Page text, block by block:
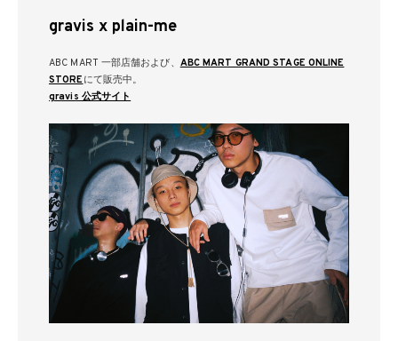
gravis x plain-me
ABC MART 一部店舗および、 ABC MART GRAND STAGE ONLINE
STORE にて販売中。
gravis 公式サイト